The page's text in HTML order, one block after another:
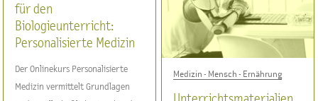
für den
Biologieunterricht:
Personalisierte Medizin
Der Onlinekurs Personalisierte
Medizin vermittelt Grundlagen
Medizin - Mensch - Ernährung